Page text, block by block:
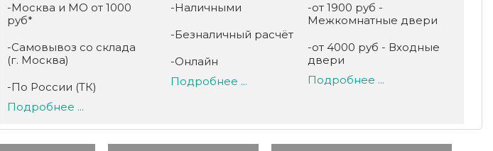
-Москва и МО от 1000
руб*
-Самовывоз со склада
(г. Москва)
-По России (ТК)
Подробнее ...
-Наличными
-Безналичный расчёт
-Онлайн
Подробнее ...
-от 1900 руб -
Межкомнатные двери
-от 4000 руб - Входные
двери
Подробнее ...